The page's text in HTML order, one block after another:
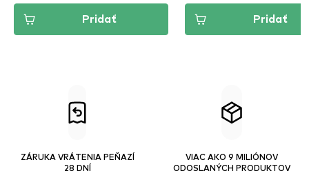
Pridať Pridať
ZÁRUKA VRÁTENIA PEŇAZÍ
28 DNÍ
VIAC AKO 9 MILIÓNOV
ODOSLANÝCH PRODUKTOV